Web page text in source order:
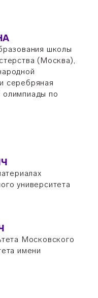
школы
(Москва),
серебряная
по
университета
Московского
имени